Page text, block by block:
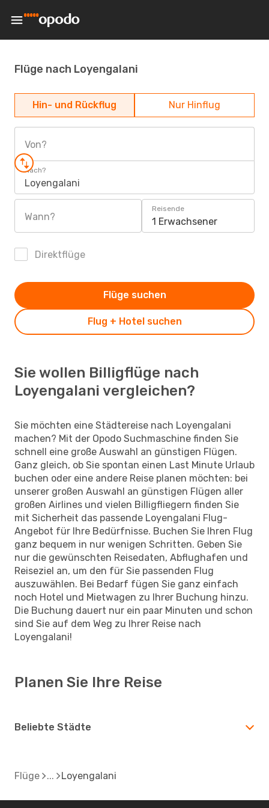
Flüge nach Loyengalani
Hin- und Rückflug Nur Hinflug
Von?
Nach?
Loyengalani
Wann?
Reisende
1 Erwachsener
Direktflüge
Flug + Hotel suchen
Flüge suchen
Sie wollen Billigflüge nach
Loyengalani vergleichen?
Sie möchten eine Städtereise nach Loyengalani
machen? Mit der Opodo Suchmaschine finden Sie
schnell eine große Auswahl an günstigen Flügen.
Ganz gleich, ob Sie spontan einen Last Minute Urlaub
buchen oder eine andere Reise planen möchten: bei
unserer großen Auswahl an günstigen Flügen aller
großen Airlines und vielen Billigfliegern finden Sie
mit Sicherheit das passende Loyengalani Flug-
Angebot für Ihre Bedürfnisse. Buchen Sie Ihren Flug
ganz bequem in nur wenigen Schritten. Geben Sie
nur die gewünschten Reisedaten, Abflughafen und
Reiseziel an, um den für Sie passenden Flug
auszuwählen. Bei Bedarf fügen Sie ganz einfach
noch Hotel und Mietwagen zu Ihrer Buchung hinzu.
Die Buchung dauert nur ein paar Minuten und schon
sind Sie auf dem Weg zu Ihrer Reise nach
Loyengalani!
Planen Sie Ihre Reise
Beliebte Städte
Flüge Loyengalani